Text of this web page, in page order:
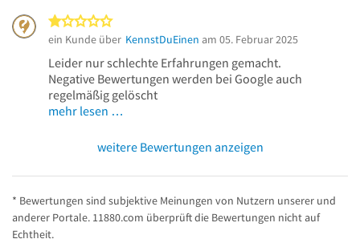
ein Kunde über KennstDuEinen am 05. Februar 2025
Leider nur schlechte Erfahrungen gemacht.
Negative Bewertungen werden bei Google auch
regelmäßig gelöscht
mehr lesen …
weitere Bewertungen anzeigen
* Bewertungen sind subjektive Meinungen von Nutzern unserer und
anderer Portale. 11880.com überprüft die Bewertungen nicht auf
Echtheit.